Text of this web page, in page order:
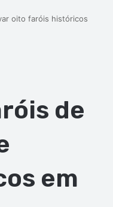
oito faróis históricos
de
em